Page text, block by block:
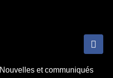
Nouvelles et communiqués